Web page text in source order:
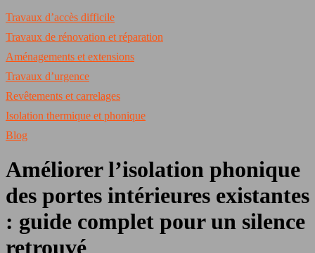
Travaux d’accès difficile
Travaux de rénovation et réparation
Aménagements et extensions
Travaux d’urgence
Revêtements et carrelages
Isolation thermique et phonique
Blog
Améliorer l’isolation phonique
des portes intérieures existantes
: guide complet pour un silence
retrouvé